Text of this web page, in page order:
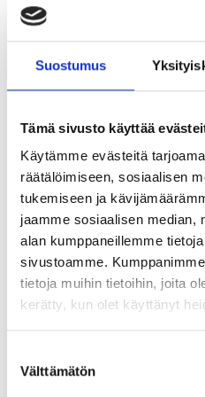
Suostumus
Tämä sivusto käyttää
Käytämme evästeitä
räätälöimiseen, sosiaalisen
tukemiseen ja
jaamme sosiaalisen median,
alan kumppaneillemme
sivustoamme.
tietoja muihin tietoihin, joita
kerätty, kun olet käyttänyt
valinta
Välttämätön
Kassan vaihtaminen
Voit vaihtaa
työssä. Eli et voi vaihtaa
esimerkiksi työttömänä,
hoitovapaalla tai
Jos siirryt kassasta toiseen 1
toisessa kassassa